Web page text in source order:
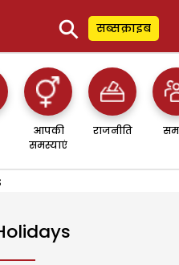
⚲ सब्सक्राइब
आपकी
समस्याएं
राजनीति